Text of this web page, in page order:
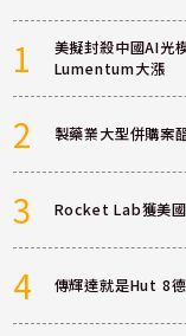
1
美擬封殺中國AI
Lumentum大漲
2 製藥業大型併購案
3 Rocket Lab獲美
4 傳輝達就是Hut 8